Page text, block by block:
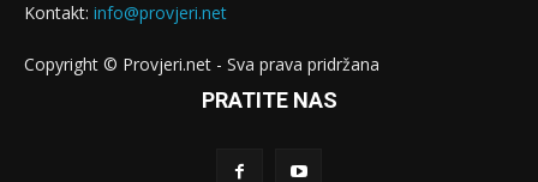
Kontakt: info@provjeri.net
Copyright © Provjeri.net - Sva prava pridržana
PRATITE NAS